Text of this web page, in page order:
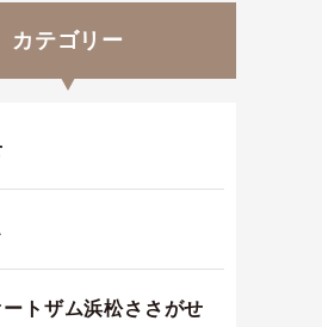
カテゴリー
トザム浜松ささがせ